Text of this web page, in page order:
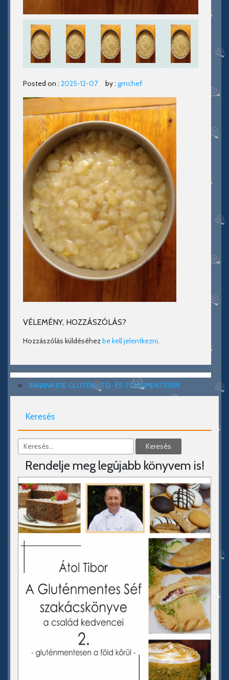
Posted on : 2025-12-07 by : gmchef
VÉLEMÉNY, HOZZÁSZÓLÁS?
Hozzászólás küldéséhez be kell jelentkezni.
« BANANA JOE GLUTÉN-, TEJ- ÉS TOJÁSMENTESEN
Keresés
Rendelje meg legújabb könyvem is!